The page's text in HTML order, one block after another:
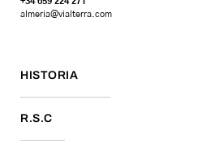
almeria@vialterra.com
HISTORIA
R.S.C